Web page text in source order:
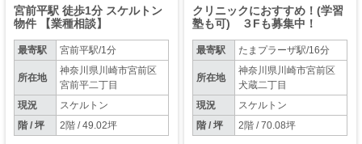
宮前平駅 徒歩1分 スケルトン
物件 【業種相談】
最寄駅 宮前平駅/1分
所在地
神奈川県川崎市宮前区
宮前平二丁目
現況
スケルトン
階 / 坪
2階 / 49.02坪
クリニックにおすすめ！(学習
塾も可) ３Fも募集中！
最寄駅 たまプラーザ駅/16分
所在地
神奈川県川崎市宮前区
犬蔵二丁目
現況
スケルトン
階 / 坪
2階 / 70.08坪